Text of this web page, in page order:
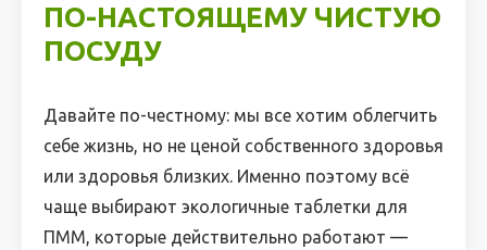
ПО-НАСТОЯЩЕМУ ЧИСТУЮ
ПОСУДУ
Давайте по-честному: мы все хотим облегчить
себе жизнь, но не ценой собственного здоровья
или здоровья близких. Именно поэтому всё
чаще выбирают экологичные таблетки для
ПММ, которые действительно работают —